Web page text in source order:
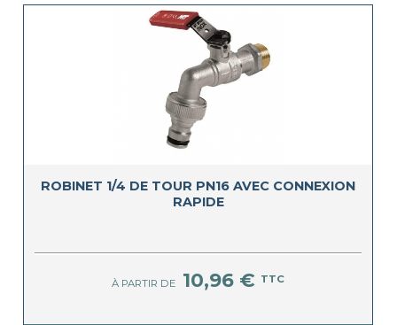
ROBINET 1/4 DE TOUR PN16 AVEC CONNEXION
RAPIDE
À PARTIR DE 10,96 € TTC